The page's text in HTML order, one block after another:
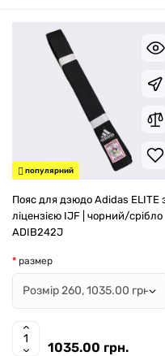
популярний
Пояс для дзюдо Adidas ELITE
ліцензією IJF | чорний/срібло |
ADIB242J
размер
1035.00 грн.